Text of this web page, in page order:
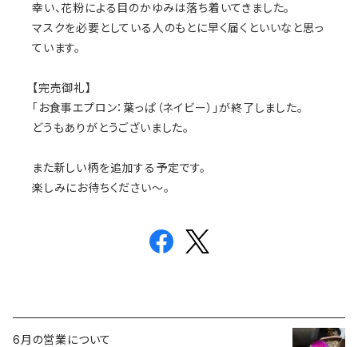
幸い、花粉による目のかゆみは落ち着いてきました。
マスクを必要としている人のもとに早く届くといいなと思っ
ています。
【完売御礼】
「お食事エプロン：葉っぱ（ネイビー）」が終了しました。
どうもありがとうございました。
また新しい柄を追加する予定です。
楽しみにお待ちください〜。
6月の営業について